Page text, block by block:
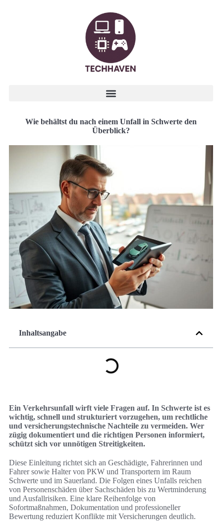
Wie behältst du nach einem Unfall in Schwerte den
Überblick?
Inhaltsangabe
Ein Verkehrsunfall wirft viele Fragen auf. In Schwerte ist es
wichtig, schnell und strukturiert vorzugehen, um rechtliche
und versicherungstechnische Nachteile zu vermeiden. Wer
zügig dokumentiert und die richtigen Personen informiert,
schützt sich vor unnötigen Streitigkeiten.
Diese Einleitung richtet sich an Geschädigte, Fahrerinnen und
Fahrer sowie Halter von PKW und Transportern im Raum
Schwerte und im Sauerland. Die Folgen eines Unfalls reichen
von Personenschäden über Sachschäden bis zu Wertminderung
und Ausfallrisiken. Eine klare Reihenfolge von
Sofortmaßnahmen, Dokumentation und professioneller
Bewertung reduziert Konflikte mit Versicherungen deutlich.